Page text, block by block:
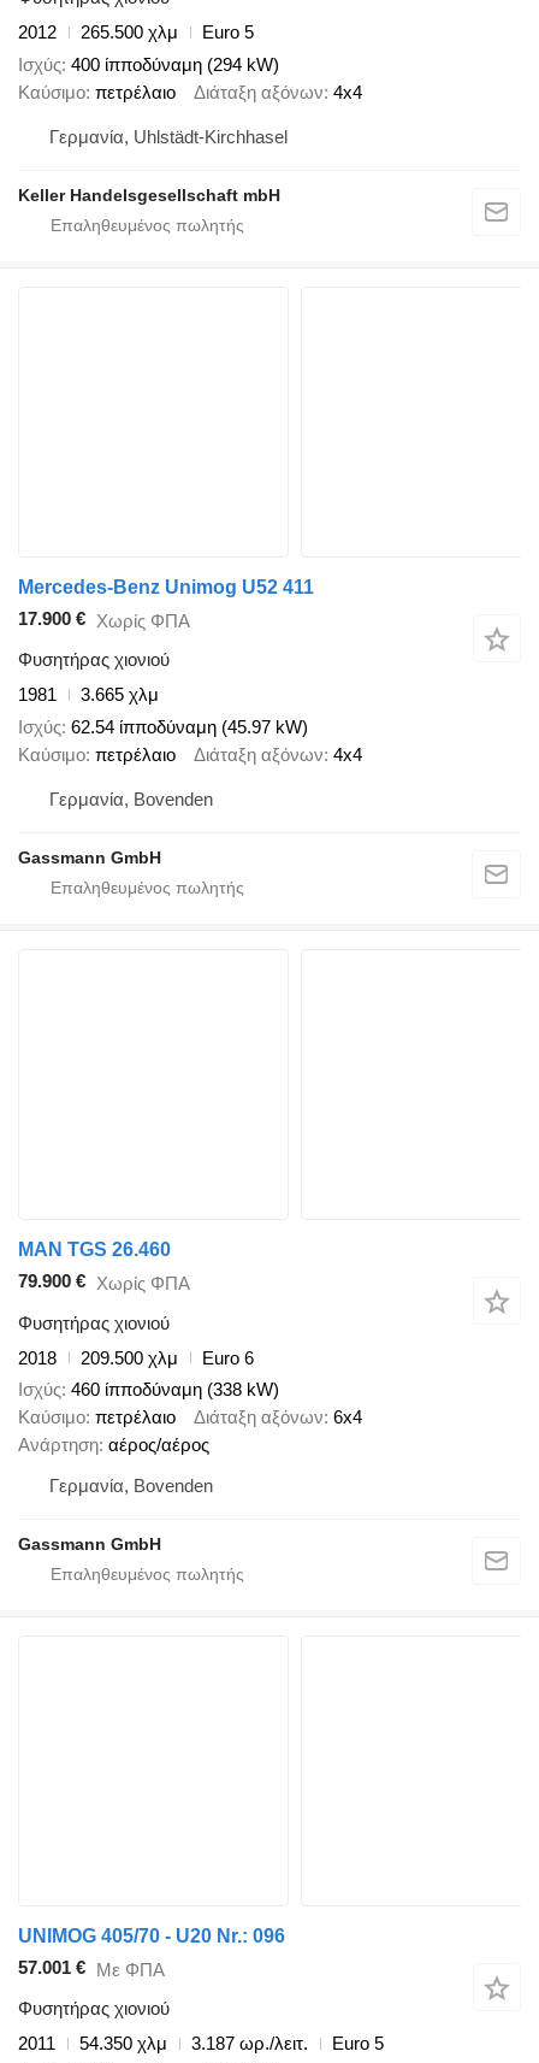
2012
265.500 χλμ
Euro 5
Ισχύς 400 ίπποδύναμη (294 kW)
Καύσιμο πετρέλαιο Διάταξη αξόνων 4x4
Γερμανία, Uhlstädt-Kirchhasel
Keller Handelsgesellschaft mbH
Mercedes-Benz Unimog U52 411
17.900 € Χωρίς ΦΠΑ
Φυσητήρας χιονιού
1981
3.665 χλμ
Ισχύς 62.54 ίπποδύναμη (45.97 kW)
Καύσιμο πετρέλαιο Διάταξη αξόνων 4x4
Γερμανία, Bovenden
Gassmann GmbH
MAN TGS 26.460
79.900 € Χωρίς ΦΠΑ
Φυσητήρας χιονιού
2018
209.500 χλμ
Euro 6
Ισχύς 460 ίπποδύναμη (338 kW)
Καύσιμο πετρέλαιο Διάταξη αξόνων 6x4
Ανάρτηση αέρος/αέρος
Γερμανία, Bovenden
Gassmann GmbH
UNIMOG 405/70 - U20 Nr.: 096
57.001 € Με ΦΠΑ
Φυσητήρας χιονιού
2011
54.350 χλμ 3.187 ωρ./λειτ.
Euro 5